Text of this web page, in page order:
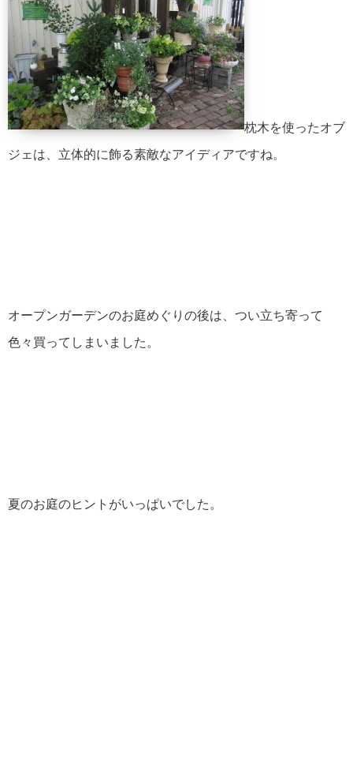
枕木を使ったオブ
ジェは、立体的に飾る素敵なアイディアですね。
オープンガーデンのお庭めぐりの後は、つい立ち寄って
色々買ってしまいました。
夏のお庭のヒントがいっぱいでした。